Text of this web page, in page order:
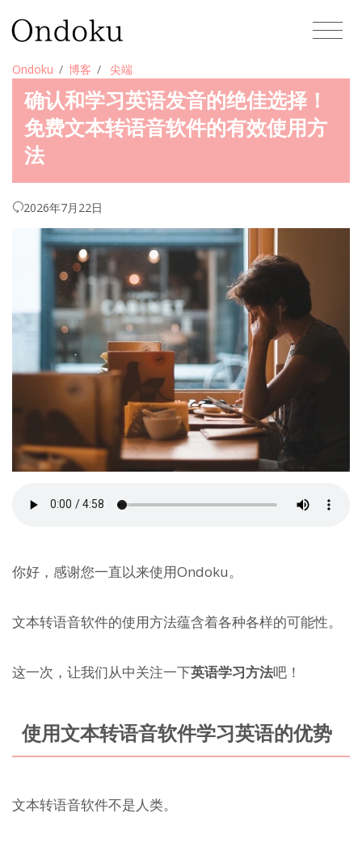
Ondoku 博客 尖端
确认和学习英语发音的绝佳选择！
免费文本转语音软件的有效使用方
法
2026年7月22日
你好，感谢您一直以来使用Ondoku。
文本转语音软件的使用方法蕴含着各种各样的可能性。
这一次，让我们从中关注一下英语学习方法吧！
使用文本转语音软件学习英语的优势
文本转语音软件不是人类。